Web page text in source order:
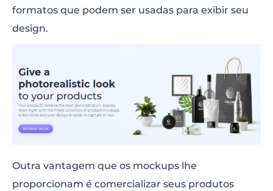
formatos que podem ser usadas para exibir seu
design.
Outra vantagem que os mockups lhe
proporcionam é comercializar seus produtos